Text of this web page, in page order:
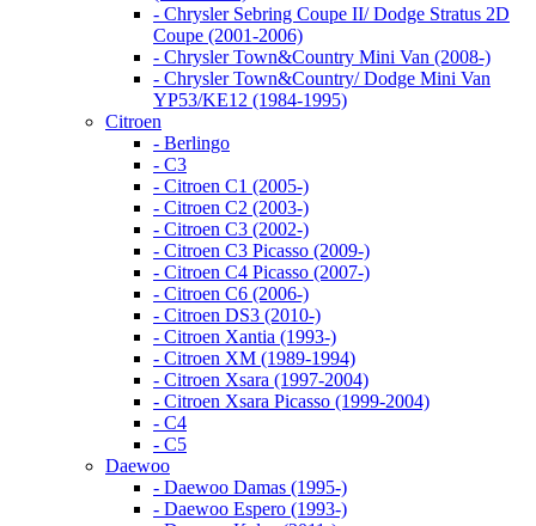
- Chrysler Sebring Coupe II/ Dodge Stratus 2D
Coupe (2001-2006)
- Chrysler Town&Country Mini Van (2008-)
- Chrysler Town&Country/ Dodge Mini Van
YP53/KE12 (1984-1995)
Citroen
- Berlingo
- C3
- Citroen C1 (2005-)
- Citroen C2 (2003-)
- Citroen C3 (2002-)
- Citroen C3 Picasso (2009-)
- Citroen C4 Picasso (2007-)
- Citroen C6 (2006-)
- Citroen DS3 (2010-)
- Citroen Xantia (1993-)
- Citroen XM (1989-1994)
- Citroen Xsara (1997-2004)
- Citroen Xsara Picasso (1999-2004)
- С4
- С5
Daewoo
- Daewoo Damas (1995-)
- Daewoo Espero (1993-)